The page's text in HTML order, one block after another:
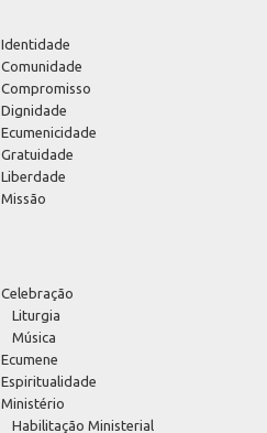
Identidade
Comunidade
Compromisso
Dignidade
Ecumenicidade
Gratuidade
Liberdade
Missão
Celebração
Liturgia
Música
Ecumene
Espiritualidade
Ministério
Habilitação Ministerial